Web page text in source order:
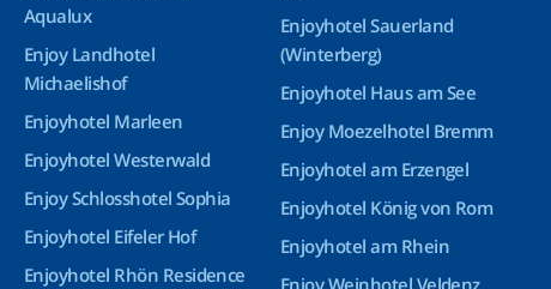
Aqualux
Enjoy Landhotel
Michaelishof
Enjoyhotel Marleen
Enjoyhotel Westerwald
Enjoy Schlosshotel Sophia
Enjoyhotel Eifeler Hof
Enjoyhotel Rhön Residence
Enjoyhotel Sauerland
(Winterberg)
Enjoyhotel Haus am See
Enjoy Moezelhotel Bremm
Enjoyhotel am Erzengel
Enjoyhotel König von Rom
Enjoyhotel am Rhein
Enjoy Weinhotel Veldenz